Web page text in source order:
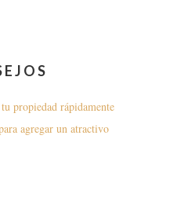
propiedad rápidamente
agregar un atractivo